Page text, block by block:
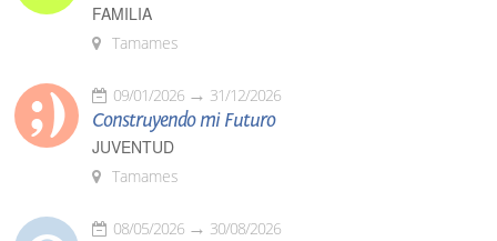
FAMILIA
Tamames
09/01/2026 31/12/2026
Construyendo mi Futuro
JUVENTUD
Tamames
08/05/2026 30/08/2026